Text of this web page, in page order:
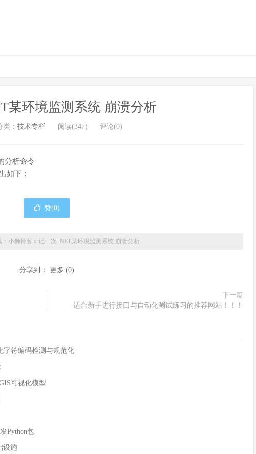
某环境监测系统 崩溃分析
类： 技术专栏 阅读(347) 评论(0)
分析命令
如下：
赞(0)
小狮博客 » 记一次 .NET某环境监测系统 崩溃分析
分享到： 更多 (0)
下一篇
适合新手进行接口与自动化测试练习的推荐网站！！！
字符编码检测与规范化
可视化模型
Python包
设施